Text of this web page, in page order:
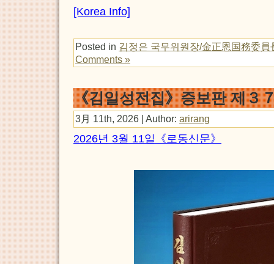
[Korea Info]
Posted in 김정은 국무위원장/金正恩国務委員
Comments »
《김일성전집》증보판 제３
3月 11th, 2026 | Author: arirang
2026년 3월 11일《로동신문》